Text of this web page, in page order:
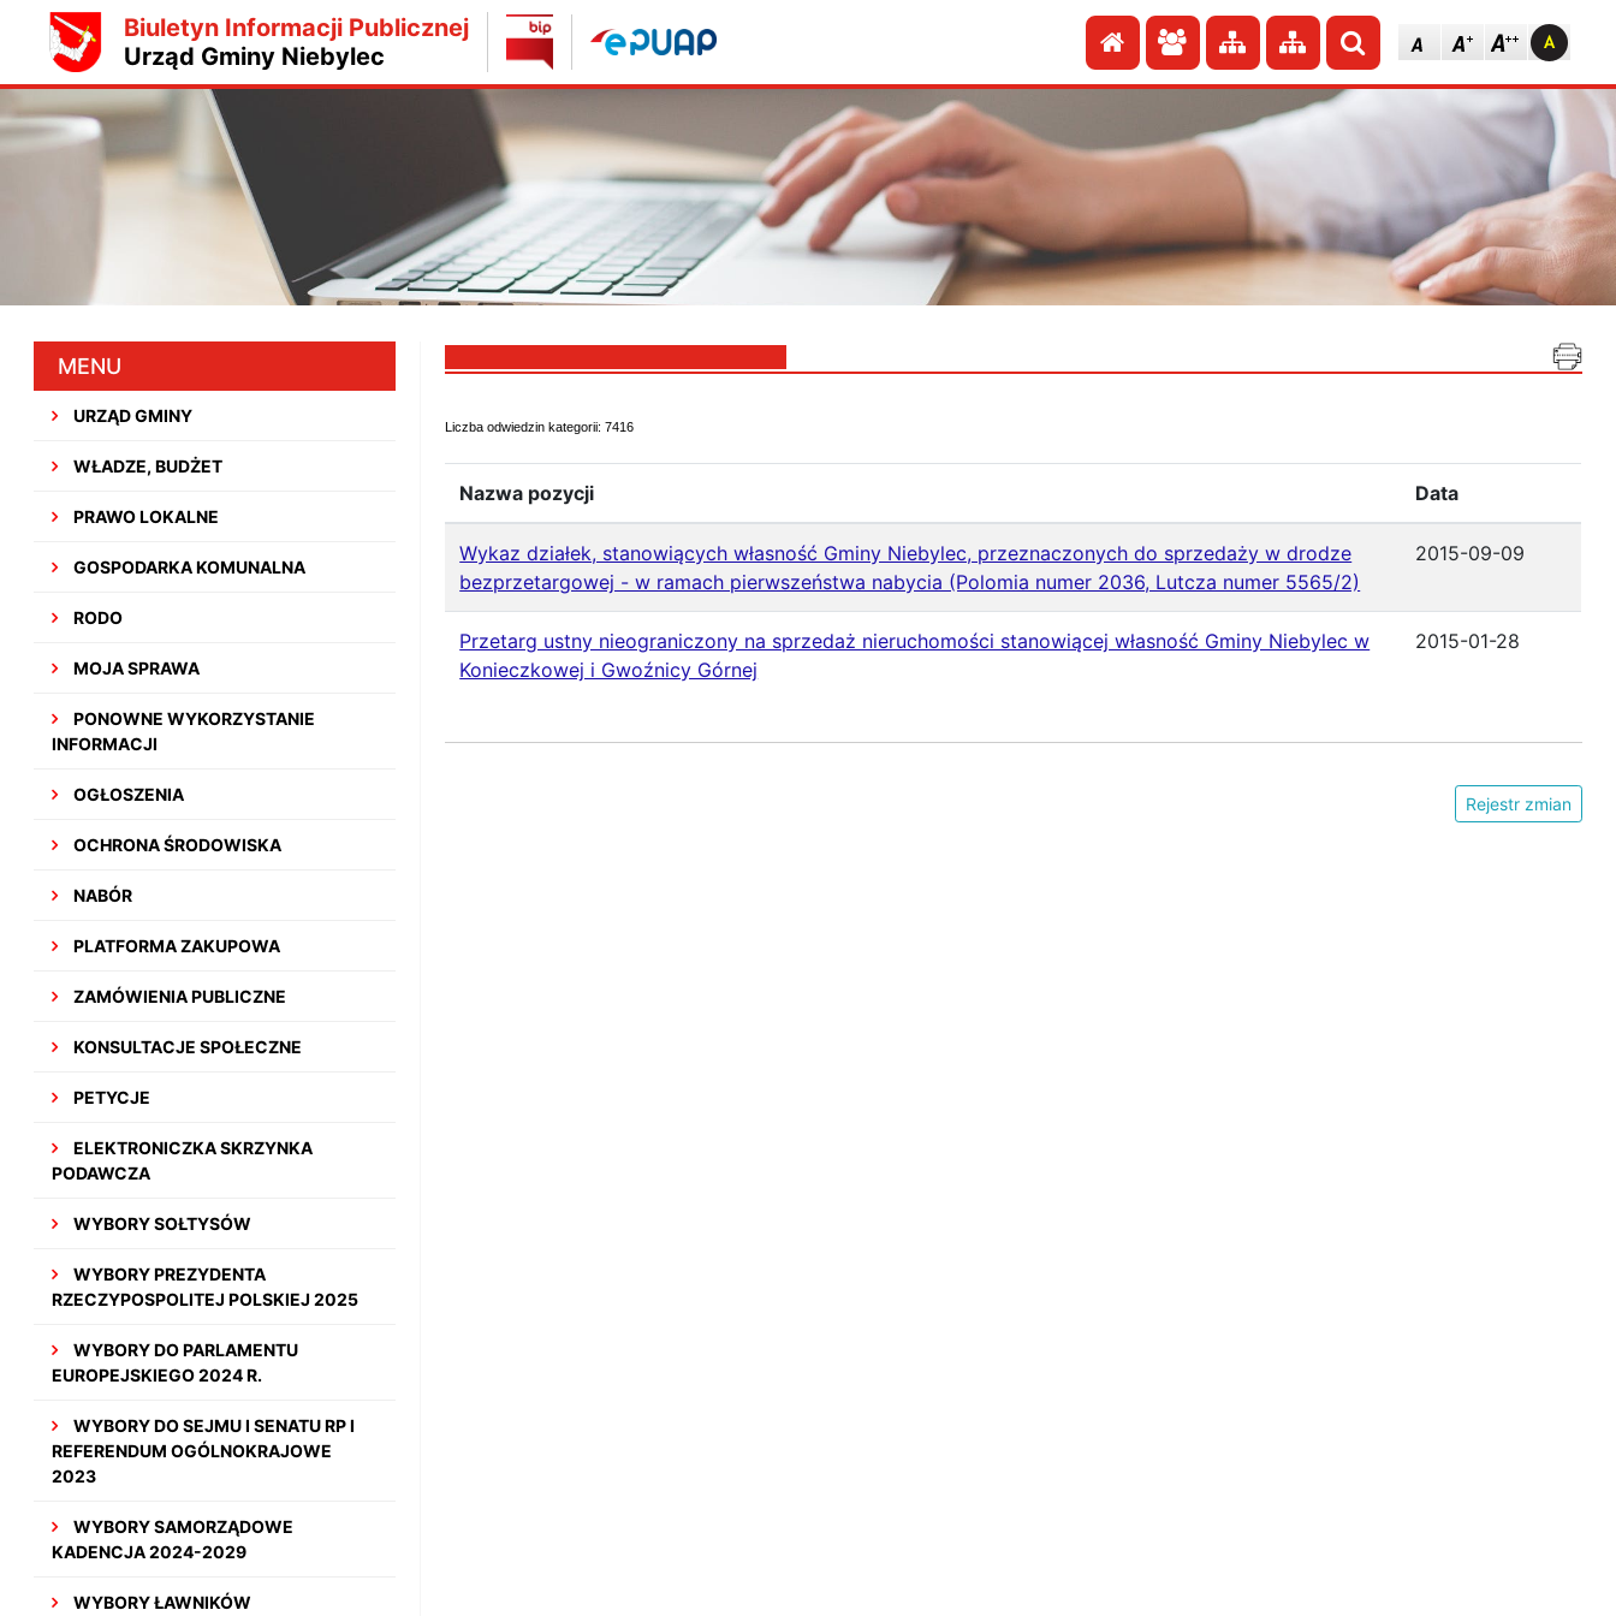
Biuletyn Informacji Publicznej
Urząd Gminy Niebylec
Przejdź do strony głównej
Przejdź do redakcji
Przejdź do mapy strony
Przejdź do mapy strony
Szukaj
MENU
URZĄD GMINY
WŁADZE, BUDŻET
PRAWO LOKALNE
GOSPODARKA KOMUNALNA
RODO
MOJA SPRAWA
PONOWNE WYKORZYSTANIE
INFORMACJI
OGŁOSZENIA
OCHRONA ŚRODOWISKA
NABÓR
PLATFORMA ZAKUPOWA
ZAMÓWIENIA PUBLICZNE
KONSULTACJE SPOŁECZNE
PETYCJE
ELEKTRONICZKA SKRZYNKA
PODAWCZA
WYBORY SOŁTYSÓW
WYBORY PREZYDENTA
RZECZYPOSPOLITEJ POLSKIEJ 2025
WYBORY DO PARLAMENTU
EUROPEJSKIEGO 2024 R.
WYBORY DO SEJMU I SENATU RP I
REFERENDUM OGÓLNOKRAJOWE
2023
WYBORY SAMORZĄDOWE
KADENCJA 2024-2029
WYBORY ŁAWNIKÓW
Liczba odwiedzin kategorii: 7416
Nazwa pozycji Data
Wykaz działek, stanowiących własność Gminy Niebylec, przeznaczonych do sprzedaży w drodze
bezprzetargowej - w ramach pierwszeństwa nabycia (Polomia numer 2036, Lutcza numer 5565/2)
2015-09-09
Przetarg ustny nieograniczony na sprzedaż nieruchomości stanowiącej własność Gminy Niebylec w
Konieczkowej i Gwoźnicy Górnej
2015-01-28
Rejestr zmian